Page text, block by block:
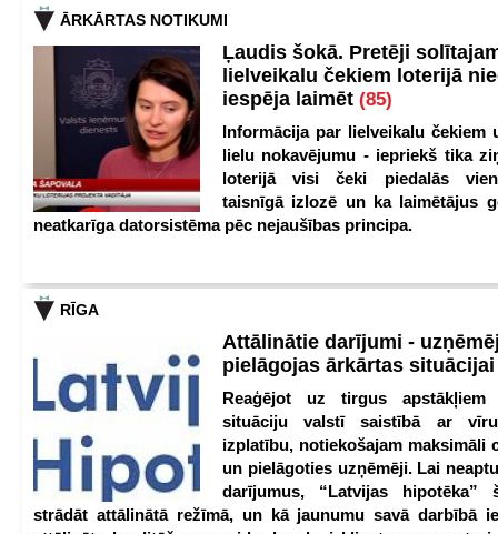
ĀRKĀRTAS NOTIKUMI
Ļaudis šokā. Pretēji
lielveikalu čekiem loterijā
iespēja laimēt (85)
Informācija par lielveikalu čekiem
lielu nokavējumu - iepriekš tika
loterijā visi čeki piedalās
taisnīgā izlozē un ka laimētājus
neatkarīga datorsistēma pēc nejaušības principa.
RĪGA
Attālinātie darījumi -
pielāgojas ārkārtas
Reaģējot uz tirgus apstākļiem
situāciju valstī saistībā ar
izplatību, notiekošajam maksimāli
un pielāgoties uzņēmēji. Lai
darījumus, “Latvijas hipotēka”
strādāt attālinātā režīmā, un kā jaunumu savā darbībā